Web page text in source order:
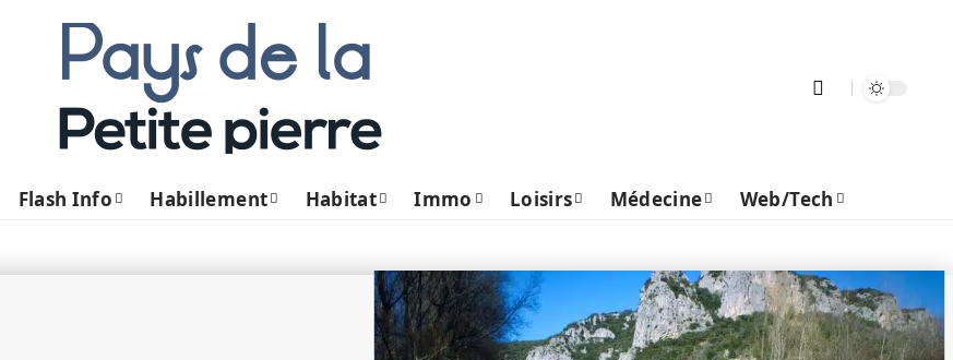
Flash Info Habillement Habitat Immo Loisirs Médecine Web/Tech